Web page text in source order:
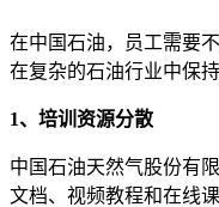
在中国石油，员工需要
在复杂的石油行业中保
1、培训资源分散
中国石油天然气股份有
文档、视频教程和在线